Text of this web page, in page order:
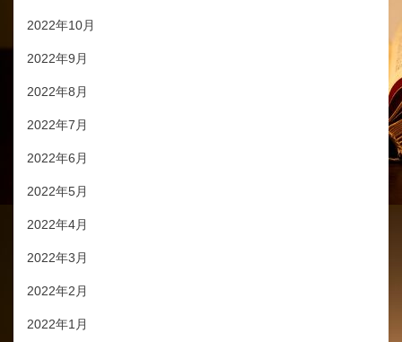
2022年10月
2022年9月
2022年8月
2022年7月
2022年6月
2022年5月
2022年4月
2022年3月
2022年2月
2022年1月